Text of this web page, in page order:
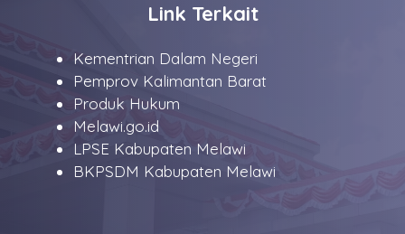
Link Terkait
Kementrian Dalam Negeri
Pemprov Kalimantan Barat
Produk Hukum
Melawi.go.id
LPSE Kabupaten Melawi
BKPSDM Kabupaten Melawi